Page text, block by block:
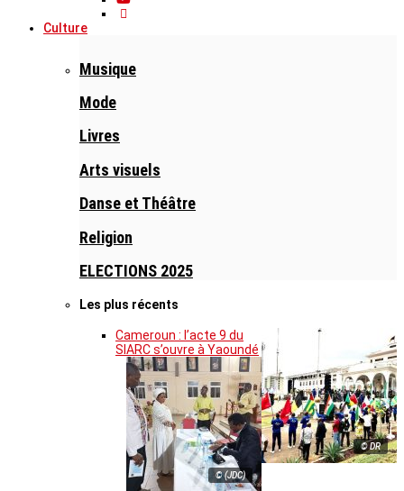
Culture
Musique
Mode
Livres
Arts visuels
Danse et Théâtre
Religion
ELECTIONS 2025
Les plus récents
© DR
Cameroun : l’acte 9 du
SIARC s’ouvre à Yaoundé
© (JDC)